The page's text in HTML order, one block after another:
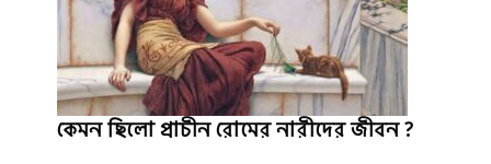
কেমন ছিলো প্রাচীন রোমের নারীদের জীবন ?